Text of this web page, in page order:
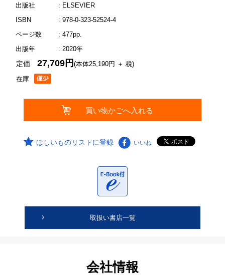
出版社
: ELSEVIER
ISBN
: 978-0-323-52524-4
ページ数
: 477pp.
出版年
: 2020年
在庫
定価27,709円(本体25,190円 ＋ 税)
ほしいものリストに登録 いいね
取扱い書店一覧
会社情報